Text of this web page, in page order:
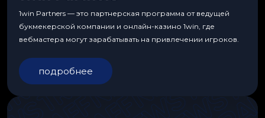
1win Partners — это партнерская программа от ведущей
букмекерской компании и онлайн-казино 1win, где
вебмастера могут зарабатывать на привлечении игроков.
подробнее